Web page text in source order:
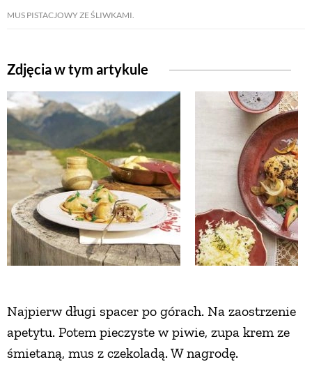
MUS PISTACJOWY ZE ŚLIWKAMI.
Zdjęcia w tym artykule
Najpierw długi spacer po górach. Na zaostrzenie
apetytu. Potem pieczyste w piwie, zupa krem ze
śmietaną, mus z czekoladą. W nagrodę.
ZWIERZĘTA W NATURZE
GRZYBY
KRAJOBRAZ
RĘKODZIEŁO
RZEMIOSŁO
ZWYCZAJE
ZRÓB TO SAM